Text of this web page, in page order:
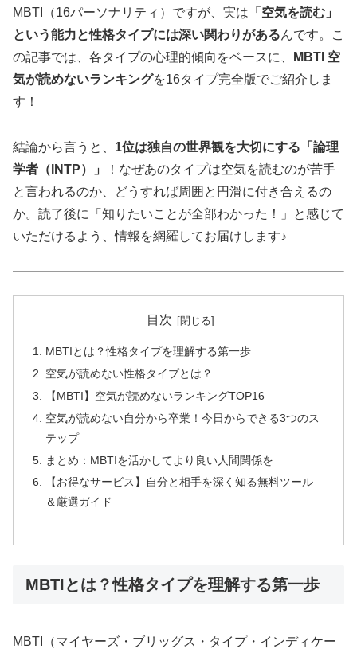
MBTI（16パーソナリティ）ですが、実は 「空気を読む」
という能力と性格タイプには深い関わりがあるんです。こ
の記事では、各タイプの心理的傾向をベースに、
MBTI 空
気が読めないランキングを16タイプ完全版でご紹介しま
す！
結論から言うと、 1位は独自の世界観を大切にする「論理
学者（INTP）」
！なぜあのタイプは空気を読むのが苦手
と言われるのか、どうすれば周囲と円滑に付き合えるの
か。読了後に「知りたいことが全部わかった！」と感じて
いただけるよう、情報を網羅してお届けします♪
目次
MBTIとは？性格タイプを理解する第一歩
空気が読めない性格タイプとは？
【MBTI】空気が読めないランキングTOP16
空気が読めない自分から卒業！今日からできる3つのス
テップ
まとめ：MBTIを活かしてより良い人間関係を
【お得なサービス】自分と相手を深く知る無料ツール
＆厳選ガイド
MBTIとは？性格タイプを理解する第一歩
MBTI（マイヤーズ・ブリッグス・タイプ・インディケー